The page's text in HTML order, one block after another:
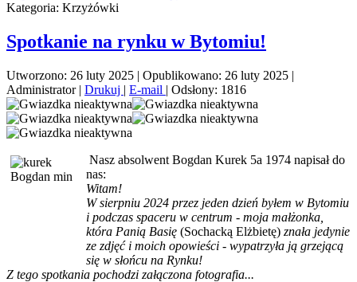
Kategoria: Krzyżówki
Spotkanie na rynku w Bytomiu!
Utworzono: 26 luty 2025 | Opublikowano: 26 luty 2025 |
Administrator| Drukuj | E-mail | Odsłony: 1816
Nasz absolwent Bogdan Kurek 5a 1974 napisał do
nas:
Witam!
W sierpniu 2024 przez jeden dzień byłem w Bytomiu
i podczas spaceru w centrum - moja małżonka,
która Panią Basię (Sochacką Elżbietę) znała jedynie
ze zdjęć i moich opowieści - wypatrzyła ją grzejącą
się w słońcu na Rynku!
Z tego spotkania pochodzi załączona fotografia...